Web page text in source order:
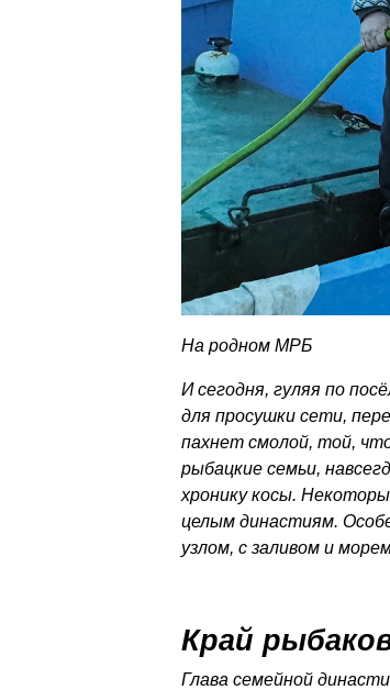
На родном МРБ
И сегодня, гуляя по
для просушки сети,
пахнет смолой, той,
рыбацкие семьи,
хронику косы.
целым династиям.
узлом, с заливом и
Край
Глава семейной